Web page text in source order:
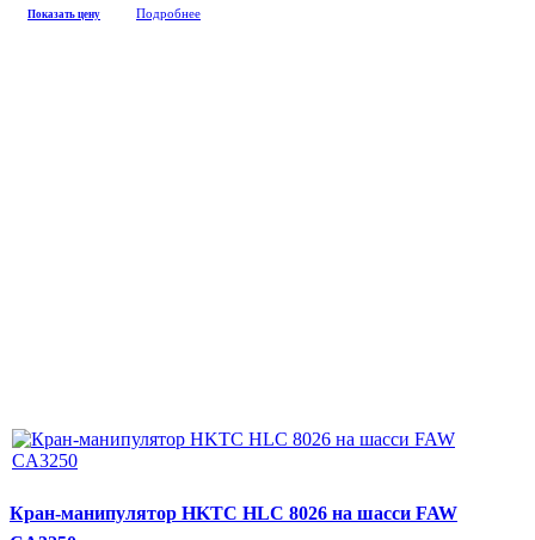
Показать цену Подробнее
Кран-манипулятор HKTC HLC 8026 на шасси FAW